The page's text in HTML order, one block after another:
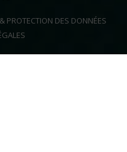
PROTECTION DES DONNÉES